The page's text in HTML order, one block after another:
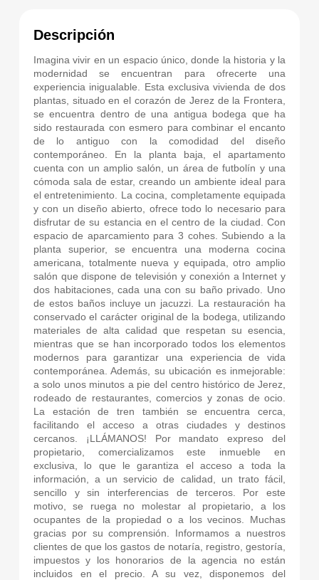
Descripción
Imagina vivir en un espacio único, donde la historia y la
modernidad se encuentran para ofrecerte una
experiencia inigualable. Esta exclusiva vivienda de dos
plantas, situado en el corazón de Jerez de la Frontera,
se encuentra dentro de una antigua bodega que ha
sido restaurada con esmero para combinar el encanto
de lo antiguo con la comodidad del diseño
contemporáneo. En la planta baja, el apartamento
cuenta con un amplio salón, un área de futbolín y una
cómoda sala de estar, creando un ambiente ideal para
el entretenimiento. La cocina, completamente equipada
y con un diseño abierto, ofrece todo lo necesario para
disfrutar de su estancia en el centro de la ciudad. Con
espacio de aparcamiento para 3 cohes. Subiendo a la
planta superior, se encuentra una moderna cocina
americana, totalmente nueva y equipada, otro amplio
salón que dispone de televisión y conexión a Internet y
dos habitaciones, cada una con su baño privado. Uno
de estos baños incluye un jacuzzi. La restauración ha
conservado el carácter original de la bodega, utilizando
materiales de alta calidad que respetan su esencia,
mientras que se han incorporado todos los elementos
modernos para garantizar una experiencia de vida
contemporánea. Además, su ubicación es inmejorable:
a solo unos minutos a pie del centro histórico de Jerez,
rodeado de restaurantes, comercios y zonas de ocio.
La estación de tren también se encuentra cerca,
facilitando el acceso a otras ciudades y destinos
cercanos. ¡LLÁMANOS! Por mandato expreso del
propietario, comercializamos este inmueble en
exclusiva, lo que le garantiza el acceso a toda la
información, a un servicio de calidad, un trato fácil,
sencillo y sin interferencias de terceros. Por este
motivo, se ruega no molestar al propietario, a los
ocupantes de la propiedad o a los vecinos. Muchas
gracias por su comprensión. Informamos a nuestros
clientes de que los gastos de notaría, registro, gestoría,
impuestos y los honorarios de la agencia no están
incluidos en el precio. A su vez, disponemos del